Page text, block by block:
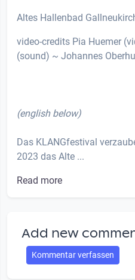
Altes Hallenbad
video-credits Pia Huemer
(sound) ~ Johannes
(english below)
Das KLANGfestival
2023 das Alte ...
Read more
Add new
Kommentar verfassen